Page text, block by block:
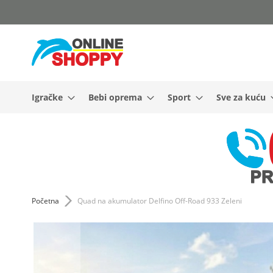
to
Content
Igračke Bebi oprema Sport Sve za kuću
Početna Quad na akumulator Delfino Off-Road 933 Zeleni